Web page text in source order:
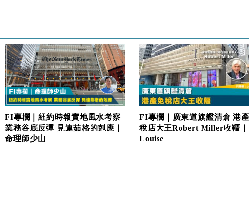
FI專欄｜紐約時報實地風水考察
業務谷底反彈 見連茹格的剋應｜
命理師少山
FI專欄｜廣東道旗艦清倉 港
稅店大王Robert Miller收韁｜
Louise